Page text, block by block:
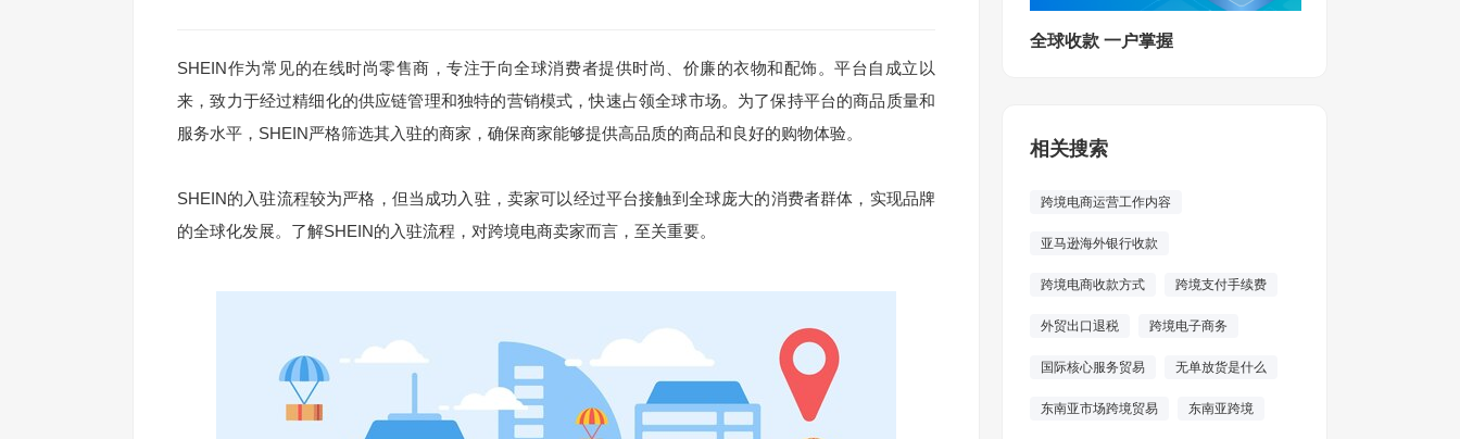
SHEIN作为常见的在线时尚零售商，专注于向全球消费者提供时尚、价廉的衣物和配饰。平台自成立以
来，致力于经过精细化的供应链管理和独特的营销模式，快速占领全球市场。为了保持平台的商品质量和
服务水平，SHEIN严格筛选其入驻的商家，确保商家能够提供高品质的商品和良好的购物体验。
SHEIN的入驻流程较为严格，但当成功入驻，卖家可以经过平台接触到全球庞大的消费者群体，实现品牌
的全球化发展。了解SHEIN的入驻流程，对跨境电商卖家而言，至关重要。
全球收款 一户掌握
相关搜索
跨境电商运营工作内容
亚马逊海外银行收款
跨境电商收款方式 跨境支付手续费
外贸出口退税 跨境电子商务
国际核心服务贸易 无单放货是什么
东南亚市场跨境贸易 东南亚跨境